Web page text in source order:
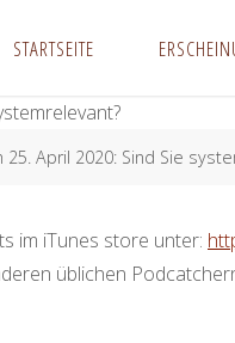
STARTSEITE
25. April 2020: Sind Sie
im iTunes store unter:
üblichen